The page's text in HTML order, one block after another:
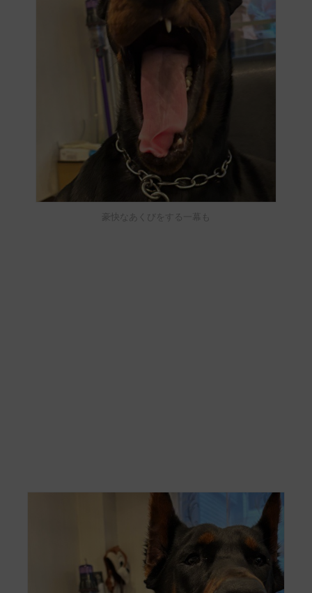
豪快なあくびをする一幕も